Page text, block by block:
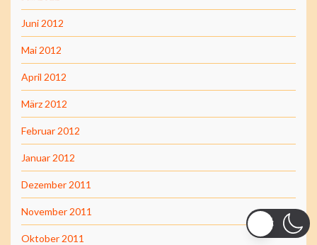
Juni 2012
Mai 2012
April 2012
März 2012
Februar 2012
Januar 2012
Dezember 2011
November 2011
Oktober 2011